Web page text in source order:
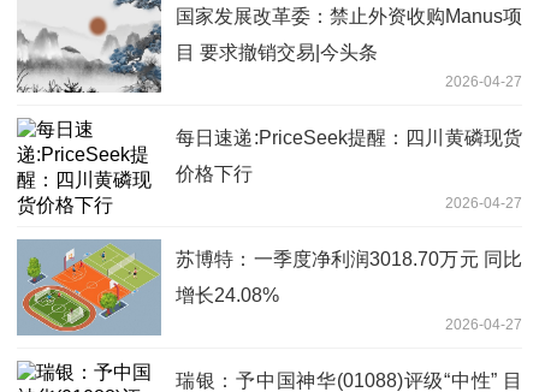
国家发展改革委：禁止外资收购Manus项
目 要求撤销交易|今头条
2026-04-27
每日速递:PriceSeek提醒：四川黄磷现货
价格下行
2026-04-27
苏博特：一季度净利润3018.70万元 同比
增长24.08%
2026-04-27
瑞银：予中国神华(01088)评级“中性” 目